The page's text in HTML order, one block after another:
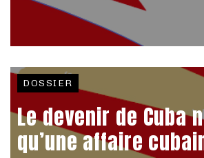
DOSSIER
Le devenir de Cuba
qu’une affaire